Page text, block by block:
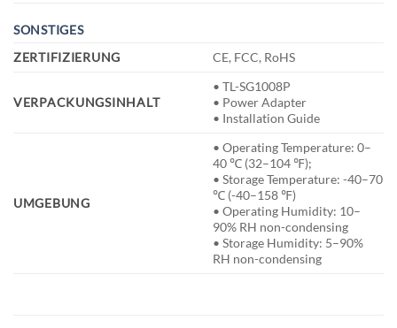
SONSTIGES
ZERTIFIZIERUNG
CE, FCC, RoHS
VERPACKUNGSINHALT
• TL-SG1008P
• Power Adapter
• Installation Guide
UMGEBUNG
• Operating Temperature: 0–
40 ℃ (32–104 ℉);
• Storage Temperature: -40–70
℃ (-40–158 ℉)
• Operating Humidity: 10–
90% RH non-condensing
• Storage Humidity: 5–90%
RH non-condensing